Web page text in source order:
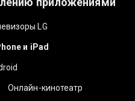
LG
и iPad
Онлайн-кинотеатр